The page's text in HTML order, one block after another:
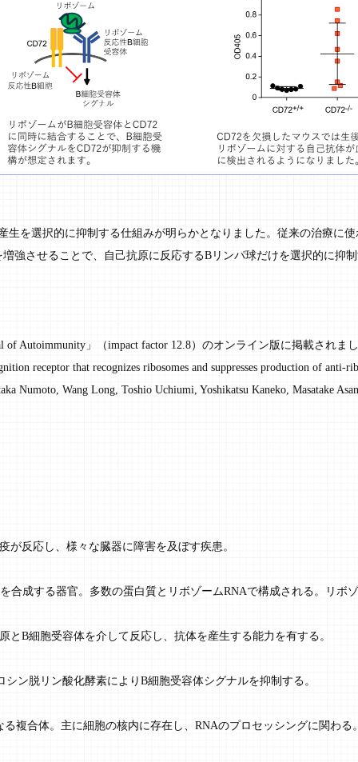
生を選択的に抑制する仕組みが明らかとなりました。従来の治療に
強させることで、自己抗原に反応するBリンパ球だけを選択的に抑
of Autoimmunity」（impact factor 12.8）のオンライン版に掲載されま
receptor that recognizes ribosomes and suppresses production of anti-
Numoto, Wang Long, Toshio Uchiumi, Yoshikatsu Kaneko, Masatake
が反応し、様々な臓器に障害を及ぼす疾患。
合成する器官。多数の蛋白質とリボゾームRNAで構成される。リボ
B細胞受容体を介して反応し、抗体を産生する能力を有する。
ン脱リン酸化酵素によりB細胞受容体シグナルを抑制する。
複合体。主に細胞の核内に存在し、RNAのプロセッシングに関わ